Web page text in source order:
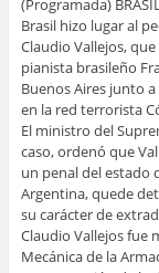
(Programada)
Brasil hizo lugar al
Claudio Vallejos,
pianista brasileño
Buenos Aires junto
en la red terrorista
El ministro del
caso, ordenó que
un penal del estado
Argentina, quede
su carácter de
Claudio Vallejos fue
Mecánica de la